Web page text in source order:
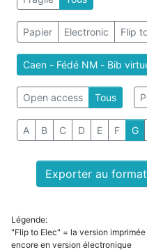
Papier Electronic Flip
Caen - Fédé NM - Bib
Open access Tous
A B C D E F G
Exporter au
Légende:
"Flip to Elec" = la version
encore en version électronique